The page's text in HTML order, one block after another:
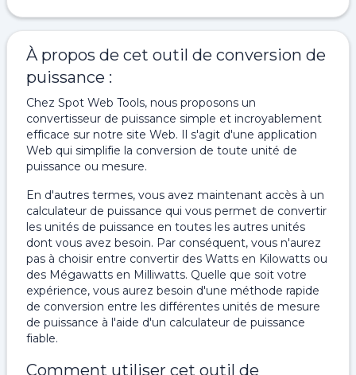
À propos de cet outil de conversion de
puissance :
Chez Spot Web Tools, nous proposons un
convertisseur de puissance simple et incroyablement
efficace sur notre site Web. Il s'agit d'une application
Web qui simplifie la conversion de toute unité de
puissance ou mesure.
En d'autres termes, vous avez maintenant accès à un
calculateur de puissance qui vous permet de convertir
les unités de puissance en toutes les autres unités
dont vous avez besoin. Par conséquent, vous n'aurez
pas à choisir entre convertir des Watts en Kilowatts ou
des Mégawatts en Milliwatts. Quelle que soit votre
expérience, vous aurez besoin d'une méthode rapide
de conversion entre les différentes unités de mesure
de puissance à l'aide d'un calculateur de puissance
fiable.
Comment utiliser cet outil de